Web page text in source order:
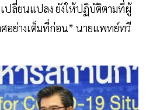
เปลี่ยนแปลง ยังให้ปฏิบัติตามที่ผู้
ศอย่างเต็มที่ก่อน” นายแพทย์ทวี